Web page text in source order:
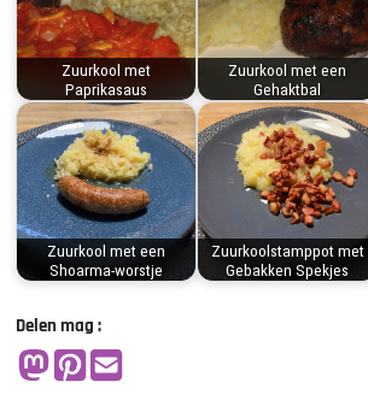
Zuurkool met
Paprikasaus
Zuurkool met een
Gehaktbal
Zuurkool met een
Shoarma-worstje
Zuurkoolstamppot met
Gebakken Spekjes
Delen mag :